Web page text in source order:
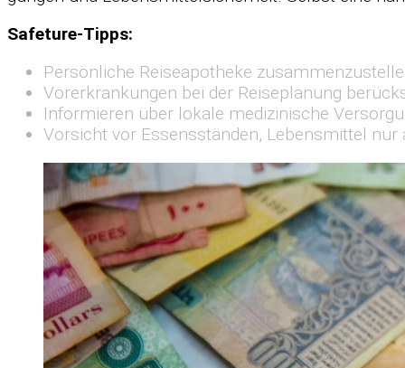
Safe­ture-Tipps:
Per­sön­li­che Rei­se­apo­theke
Vor­er­kran­kun­gen bei der Rei­se­pla­nung
In­for­mie­ren über lo­kale me­di­zi­ni­sche
Vor­sicht vor Es­sens­stän­den, Le­bens­mit­tel